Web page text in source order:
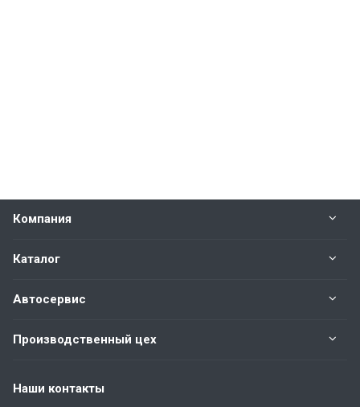
Компания
Каталог
Автосервис
Производственный цех
Наши контакты